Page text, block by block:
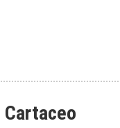
Cartaceo